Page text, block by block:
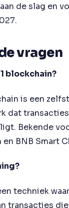
de slag en
vragen
blockchain?
is een
dat
Bekende
BNB Smart
techniek
transacties